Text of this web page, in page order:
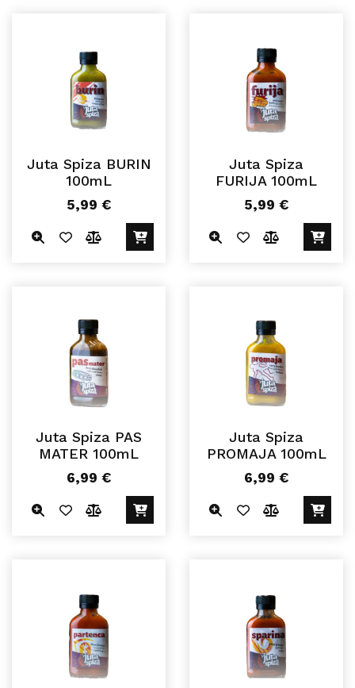
Juta Spiza BURIN
100mL
5,99 €
Juta Spiza
FURIJA 100mL
5,99 €
Juta Spiza PAS
MATER 100mL
6,99 €
Juta Spiza
PROMAJA 100mL
6,99 €